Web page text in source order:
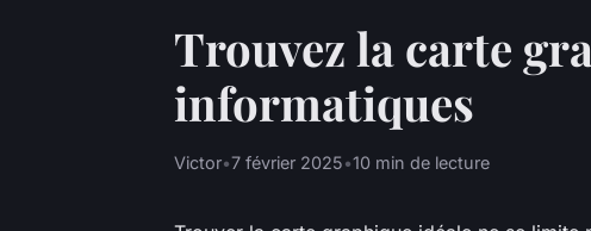
Trouvez la carte
informatiques
Victor•7 février 2025•10 min de lecture